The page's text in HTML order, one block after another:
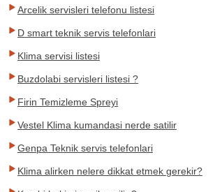
Arcelik servisleri telefonu listesi
D smart teknik servis telefonlari
Klima servisi listesi
Buzdolabi servisleri listesi ?
Firin Temizleme Spreyi
Vestel Klima kumandasi nerde satilir
Genpa Teknik servis telefonlari
Klima alirken nelere dikkat etmek gerekir?